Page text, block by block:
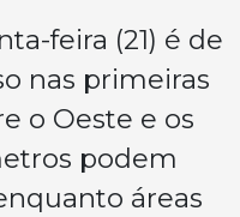
feira (21) é de
nas primeiras
o Oeste e os
podem
áreas